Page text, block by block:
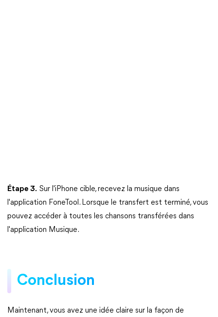
Étape 3. Sur l'iPhone cible, recevez la musique dans
l'application FoneTool. Lorsque le transfert est terminé, vous
pouvez accéder à toutes les chansons transférées dans
l'application Musique.
Conclusion
Maintenant, vous avez une idée claire sur la façon de